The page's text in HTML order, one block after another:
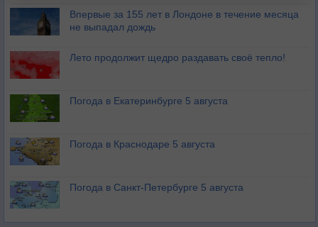
Впервые за 155 лет в Лондоне в течение месяца
не выпадал дождь
Лето продолжит щедро раздавать своё тепло!
Погода в Екатеринбурге 5 августа
Погода в Краснодаре 5 августа
Погода в Санкт-Петербурге 5 августа